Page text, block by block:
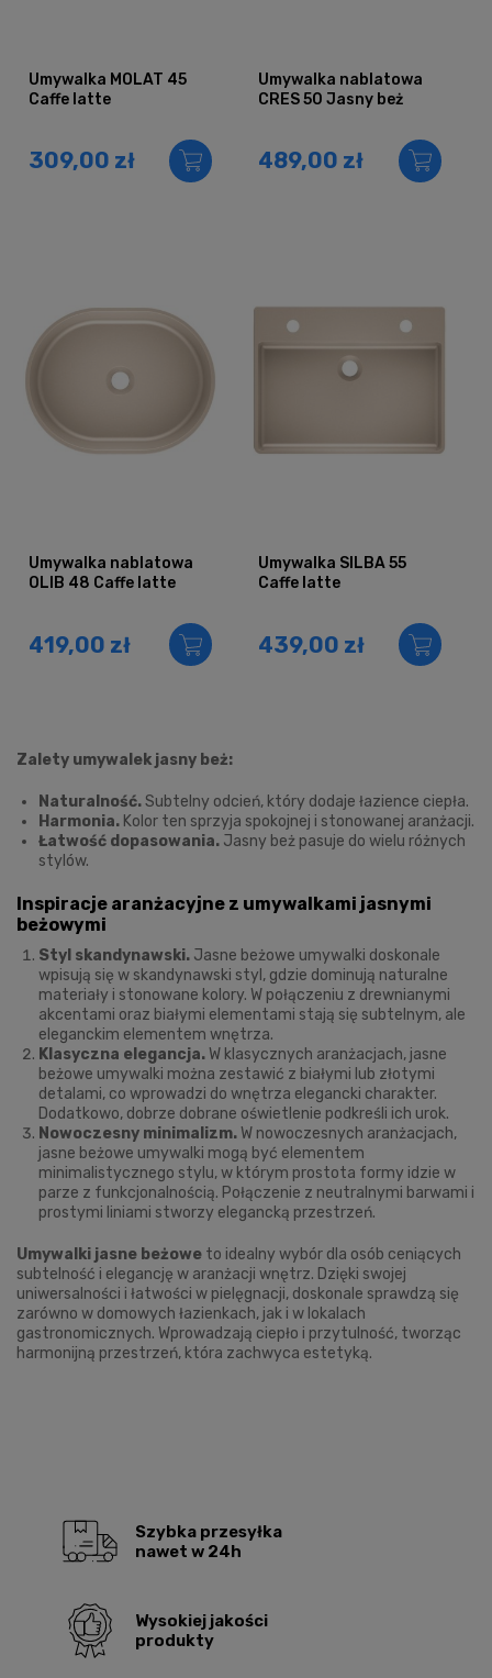
Umywalka MOLAT 45
Caffe latte
309,00 zł
Umywalka nablatowa
CRES 50 Jasny beż
489,00 zł
Umywalka nablatowa
OLIB 48 Caffe latte
419,00 zł
Umywalka SILBA 55
Caffe latte
439,00 zł
Zalety umywalek jasny beż:
Naturalność.Subtelny odcień, który dodaje łazience ciepła.
Harmonia. Kolor ten sprzyja spokojnej i stonowanej aranżacji.
Łatwość dopasowania. Jasny beż pasuje do wielu różnych
stylów.
Inspiracje aranżacyjne z umywalkami jasnymi
beżowymi
Styl skandynawski. Jasne beżowe umywalki doskonale
wpisują się w skandynawski styl, gdzie dominują naturalne
materiały i stonowane kolory. W połączeniu z drewnianymi
akcentami oraz białymi elementami stają się subtelnym, ale
eleganckim elementem wnętrza.
Klasyczna elegancja.W klasycznych aranżacjach, jasne
beżowe umywalki można zestawić z białymi lub złotymi
detalami, co wprowadzi do wnętrza elegancki charakter.
Dodatkowo, dobrze dobrane oświetlenie podkreśli ich urok.
Nowoczesny minimalizm.W nowoczesnych aranżacjach,
jasne beżowe umywalki mogą być elementem
minimalistycznego stylu, w którym prostota formy idzie w
parze z funkcjonalnością. Połączenie z neutralnymi barwami i
prostymi liniami stworzy elegancką przestrzeń.
Umywalki jasne beżowe to idealny wybór dla osób ceniących
subtelność i elegancję w aranżacji wnętrz. Dzięki swojej
uniwersalności i łatwości w pielęgnacji, doskonale sprawdzą się
zarówno w domowych łazienkach, jak i w lokalach
gastronomicznych. Wprowadzają ciepło i przytulność, tworząc
harmonijną przestrzeń, która zachwyca estetyką.
Szybka przesyłka
nawet w 24h
Wysokiej jakości
produkty